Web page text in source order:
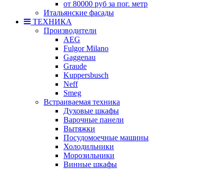
от 80000 руб за пог. метр
Итальянские фасады
ТЕХНИКА
Производители
AEG
Fulgor Milano
Gaggenau
Graude
Kuppersbusch
Neff
Smeg
Встраиваемая техника
Духовые шкафы
Варочные панели
Вытяжки
Посудомоечные машины
Холодильники
Морозильники
Винные шкафы